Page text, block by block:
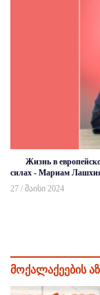
Жизнь в
силах - Мариам
27 / მაისი 2024
მოქალაქეების